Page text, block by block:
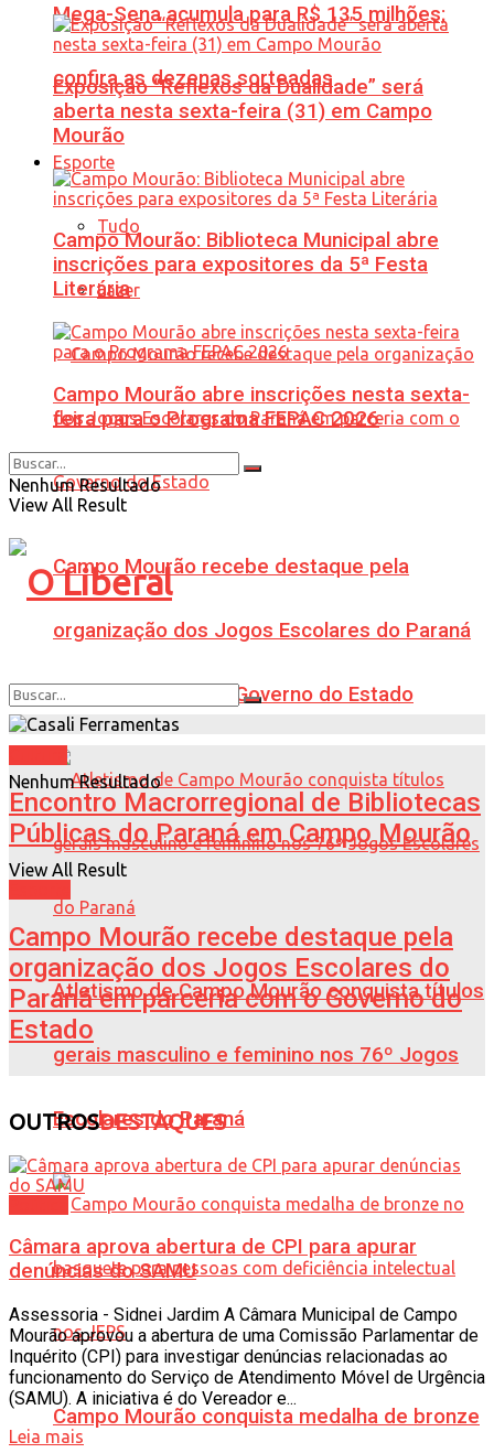
Mega-Sena acumula para R$ 135 milhões;
confira as dezenas sorteadas
Esporte
Tudo
Lazer
Campo Mourão recebe destaque pela
organização dos Jogos Escolares do Paraná
em parceria com o Governo do Estado
Atletismo de Campo Mourão conquista títulos
gerais masculino e feminino nos 76º Jogos
Escolares do Paraná
Campo Mourão conquista medalha de bronze
Exposição “Reflexos da Dualidade” será
aberta nesta sexta-feira (31) em Campo
Mourão
Campo Mourão: Biblioteca Municipal abre
inscrições para expositores da 5ª Festa
Literária
Campo Mourão abre inscrições nesta sexta-
feira para o Programa FEPAC 2026
Nenhum Resultado
View All Result
Nenhum Resultado
View All Result
Encontro Macrorregional de Bibliotecas
Públicas do Paraná em Campo Mourão
Campo Mourão recebe destaque pela
organização dos Jogos Escolares do
Paraná em parceria com o Governo do
Estado
OUTROSDESTAQUES
Câmara aprova abertura de CPI para apurar
denúncias do SAMU
Assessoria - Sidnei Jardim A Câmara Municipal de Campo
Mourão aprovou a abertura de uma Comissão Parlamentar de
Inquérito (CPI) para investigar denúncias relacionadas ao
funcionamento do Serviço de Atendimento Móvel de Urgência
(SAMU). A iniciativa é do Vereador e...
Leia mais